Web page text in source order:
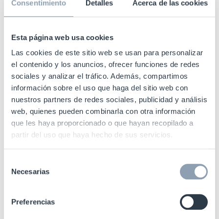
Consentimiento Detalles Acerca de las cookies
Esta página web usa cookies
Las cookies de este sitio web se usan para personalizar
el contenido y los anuncios, ofrecer funciones de redes
sociales y analizar el tráfico. Además, compartimos
información sobre el uso que haga del sitio web con
nuestros partners de redes sociales, publicidad y análisis
web, quienes pueden combinarla con otra información
que les haya proporcionado o que hayan recopilado a
partir del uso que haya hecho de sus servicios.
Necesarias
Preferencias
Minitúnel RFID
Nuestro minitúnel RFID constituye una solución
rentable y de gran precisión para operaciones
logísticas que requieran la comprobación de